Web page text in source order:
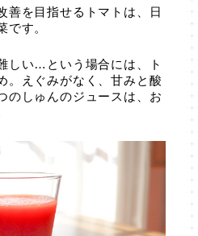
善を目指せるトマトは、日
です。
しい…という場合には、ト
。えぐみがなく、甘みと酸
のしゅんのジュースは、お